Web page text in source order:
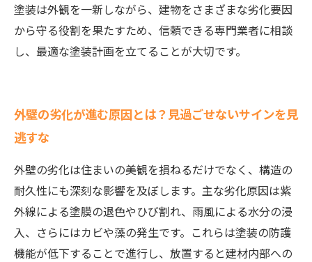
塗装は外観を一新しながら、建物をさまざまな劣化要因
から守る役割を果たすため、信頼できる専門業者に相談
し、最適な塗装計画を立てることが大切です。
外壁の劣化が進む原因とは？見過ごせないサインを見
逃すな
外壁の劣化は住まいの美観を損ねるだけでなく、構造の
耐久性にも深刻な影響を及ぼします。主な劣化原因は紫
外線による塗膜の退色やひび割れ、雨風による水分の浸
入、さらにはカビや藻の発生です。これらは塗装の防護
機能が低下することで進行し、放置すると建材内部への